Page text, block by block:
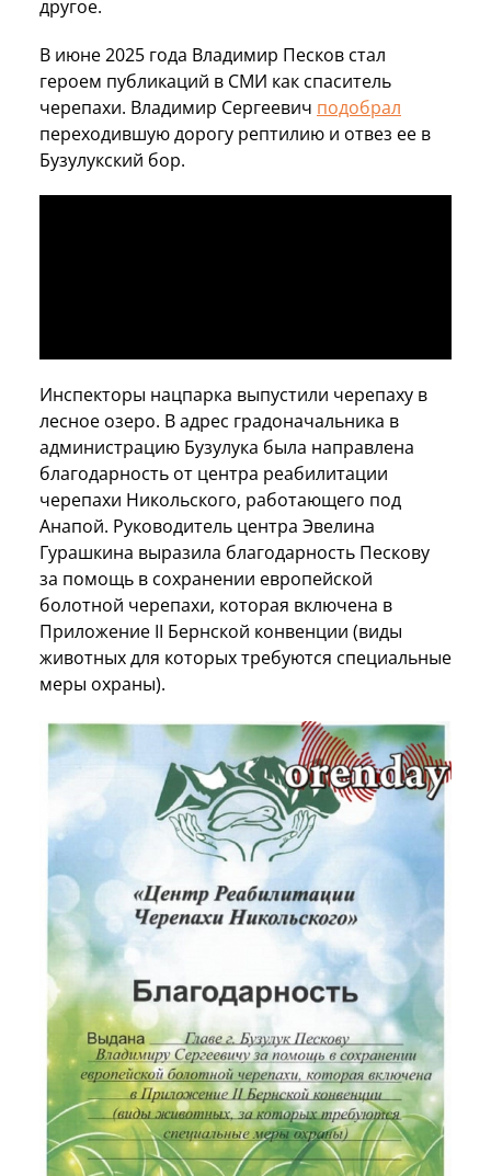
другое.
В июне 2025 года Владимир Песков стал
героем публикаций в СМИ как спаситель
черепахи. Владимир Сергеевич подобрал
переходившую дорогу рептилию и отвез ее в
Бузулукский бор.
Инспекторы нацпарка выпустили черепаху в
лесное озеро. В адрес градоначальника в
администрацию Бузулука была направлена
благодарность от центра реабилитации
черепахи Никольского, работающего под
Анапой. Руководитель центра Эвелина
Гурашкина выразила благодарность Пескову
за помощь в сохранении европейской
болотной черепахи, которая включена в
Приложение II Бернской конвенции (виды
животных для которых требуются специальные
меры охраны).